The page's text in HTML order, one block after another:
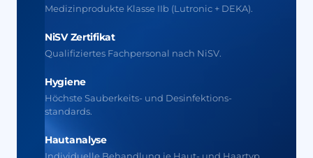
Medizinprodukte Klasse IIb (Lutronic + DEKA).
NiSV Zertifikat
Qualifiziertes Fachpersonal nach NiSV.
Hygiene
Höchste Sauberkeits- und Desinfektions­
standards.
Hautanalyse